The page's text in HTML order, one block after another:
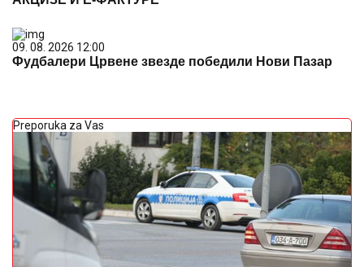
09. 08. 2026 12:00
Фудбалери Црвене звезде победили Нови Пазар
Preporuka za Vas